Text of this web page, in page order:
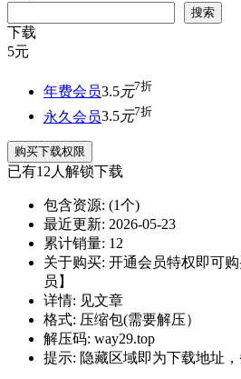
搜索
下载
5元
年费会员3.5元7折
永久会员3.5元7折
购买下载权限
已有12人解锁下载
包含资源: (1个)
最近更新: 2026-05-23
累计销量: 12
关于购买: 开通会员特权即可
员】
详情: 见文章
格式: 压缩包(需要解压）
解压码: way29.top
提示: 隐藏区域即为下载地址